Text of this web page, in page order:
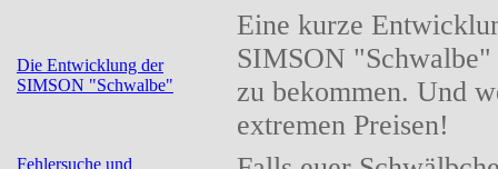
Die Entwicklung der
SIMSON "Schwalbe"
Eine kurze
SIMSON
zu bekommen. Und
extremen Preisen!
Fehlersuche und